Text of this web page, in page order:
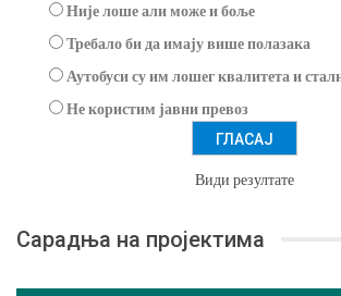
Није лоше али може и боље
Требало би да имају више полазака
Аутобуси су им лошег квалитета и
Не користим јавни превоз
Види резултате
Сарадња на пројектима